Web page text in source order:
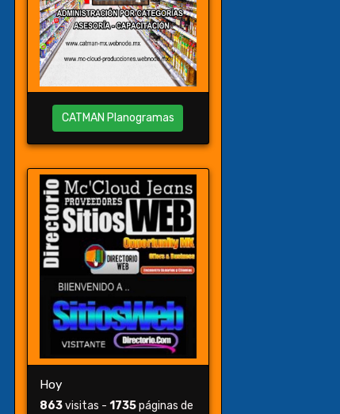
CATMAN Planogramas
Hoy
863visitas -1735páginas de